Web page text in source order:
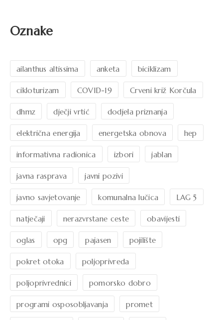
Oznake
ailanthus altissima anketa biciklizam
cikloturizam COVID-19 Crveni križ Korčula
dhmz dječji vrtić dodjela priznanja
električna energija energetska obnova hep
informativna radionica izbori jablan
javna rasprava javni pozivi
javno savjetovanje komunalna lučica LAG 5
natječaji nerazvrstane ceste obavijesti
oglas opg pajasen pojilište
pokret otoka poljoprivreda
poljoprivrednici pomorsko dobro
programi osposobljavanja promet